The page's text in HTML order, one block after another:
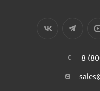
8